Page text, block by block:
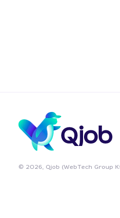
© 2026, Qjob (WebTech Group